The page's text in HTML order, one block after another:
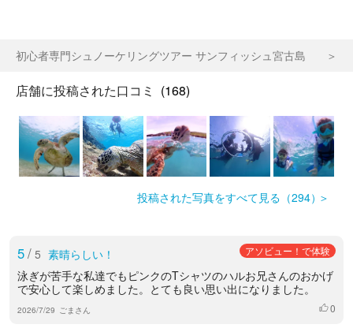
初心者専門シュノーケリングツアー サンフィッシュ宮古島
店舗に投稿された口コミ (168)
投稿された写真をすべて見る（294）
5/ 5 素晴らしい！ アソビュー！で体験
泳ぎが苦手な私達でもピンクのTシャツのハルお兄さんのおかげ
で安心して楽しめました。とても良い思い出になりました。
2026/7/29 ごまさん いいね
0